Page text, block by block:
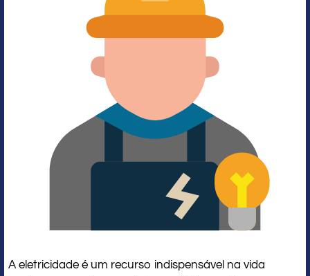
A eletricidade é um recurso indispensável na vida